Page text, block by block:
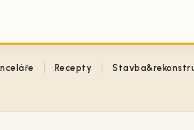
Recepty